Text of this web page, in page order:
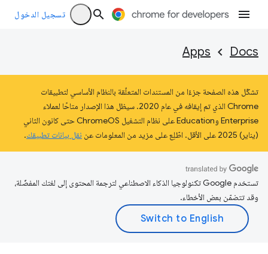
تسجيل الدخول
Docs
Apps
تشكّل هذه الصفحة جزءًا من المستندات المتعلّقة بالنظام الأساسي لتطبيقات
Chrome الذي تم إيقافه في عام 2020. سيظل هذا الإصدار متاحًا لعملاء
Enterprise وEducation على نظام التشغيل ChromeOS حتى كانون الثاني
(يناير) 2025 على الأقل. اطّلِع على مزيد من المعلومات عن
نقل بيانات تطبيقك.
تستخدم Google تكنولوجيا الذكاء الاصطناعي لترجمة المحتوى إلى لغتك المفضّلة،
وقد تتضمّن بعض الأخطاء.